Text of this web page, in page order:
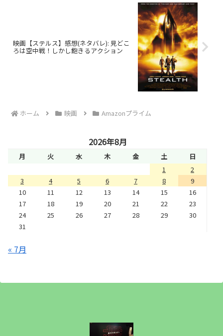
映画【ステルス】感想(ネタバレ): 見どこ
ろは空中戦！しかし飽きるアクション
ホーム 映画 Amazonプライム
2026年8月
月 火 水 木 金 土
日
1
2
3
4 5 6 7 8
9
10
11 12 13 14 15
16
17
18 19 20 21 22
23
24
25 26 27 28 29
30
31
« 7月